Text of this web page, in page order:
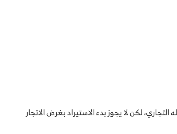
لكن لا يجوز بدء الاستيراد بغرض الاتجار